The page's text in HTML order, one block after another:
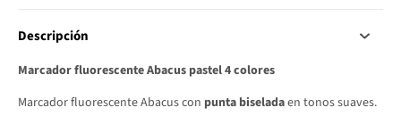
Descripción
Marcador fluorescente Abacus pastel 4 colores
Marcador fluorescente Abacus con punta biseladaen tonos suaves.